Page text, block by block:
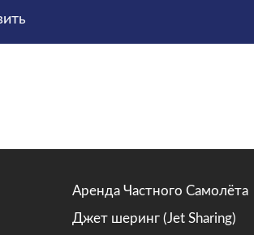
Аренда Частного Самолёта
Джет шеринг (Jet Sharing)